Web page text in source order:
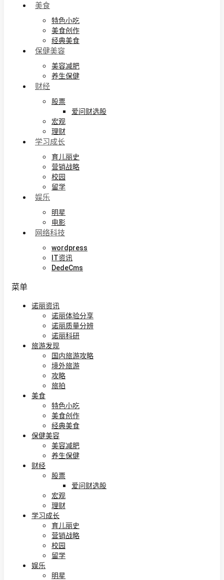
美食
特色小吃
美食创作
经典美食
保健美容
美容减肥
养生保健
财经
股票
爱问财选股
宏观
理财
学习成长
育儿丽史
营销战略
校园
留学
娱乐
明星
电影
网络科技
wordpress
IT资讯
DedeCms
菜单
诺丽资讯
诺丽体验分享
诺丽质量分辨
诺丽科研
旅游发现
国内旅游攻略
境外旅游
攻略
旅拍
美食
特色小吃
美食创作
经典美食
保健美容
美容减肥
养生保健
财经
股票
爱问财选股
宏观
理财
学习成长
育儿丽史
营销战略
校园
留学
娱乐
明星